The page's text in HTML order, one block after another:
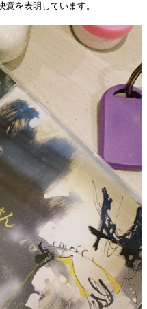
を表明しています。